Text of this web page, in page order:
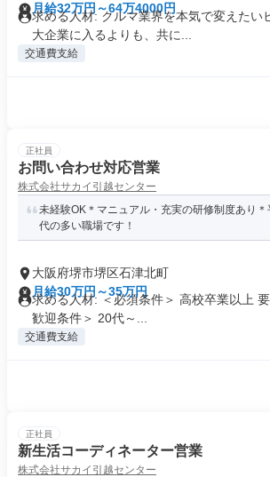
月給32万円～64万4000円
求める人材: クルマ業界を本気で変えたい
大企業に入るよりも、共に...
交通費支給
正社員
お問い合わせ対応営業
株式会社サカイ引越センター
未経験OK＊マニュアル・充実の研修制度あり
代の多い職場です！
大阪府堺市堺区石津北町
月給30万円～35万円
求める人材: ＜必須条件＞ 高校卒業以上
歓迎条件＞ 20代～...
交通費支給
正社員
新生活コーディネーター営業
株式会社サカイ引越センター